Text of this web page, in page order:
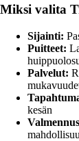
Miksi valita
Sijainti:
Puitteet:
Palvelut:
kesän